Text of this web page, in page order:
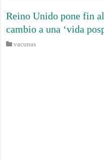
Reino Unido pone fin
cambio a una ‘vida
vacunas